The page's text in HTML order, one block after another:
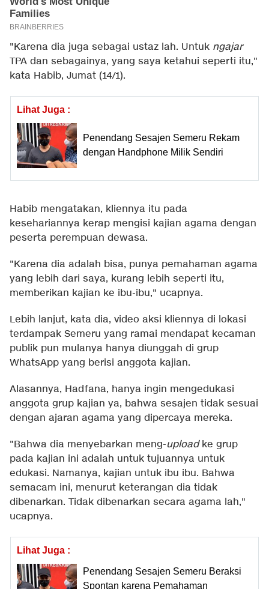
"Karena dia juga sebagai ustaz lah. Untuk ngajar
TPA dan sebagainya, yang saya ketahui seperti itu,"
kata Habib, Jumat (14/1).
Lihat Juga :
Penendang Sesajen Semeru Rekam
dengan Handphone Milik Sendiri
Habib mengatakan, kliennya itu pada
kesehariannya kerap mengisi kajian agama dengan
peserta perempuan dewasa.
"Karena dia adalah bisa, punya pemahaman agama
yang lebih dari saya, kurang lebih seperti itu,
memberikan kajian ke ibu-ibu," ucapnya.
Lebih lanjut, kata dia, video aksi kliennya di lokasi
terdampak Semeru yang ramai mendapat kecaman
publik pun mulanya hanya diunggah di grup
WhatsApp yang berisi anggota kajian.
Alasannya, Hadfana, hanya ingin mengedukasi
anggota grup kajian ya, bahwa sesajen tidak sesuai
dengan ajaran agama yang dipercaya mereka.
"Bahwa dia menyebarkan meng-uploadke grup
pada kajian ini adalah untuk tujuannya untuk
edukasi. Namanya, kajian untuk ibu ibu. Bahwa
semacam ini, menurut keterangan dia tidak
dibenarkan. Tidak dibenarkan secara agama lah,"
ucapnya.
Lihat Juga :
Penendang Sesajen Semeru Beraksi
Spontan karena Pemahaman